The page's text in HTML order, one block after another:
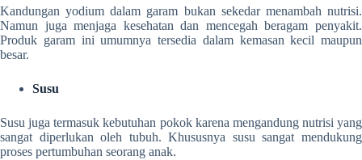
Kandungan yodium dalam garam bukan sekedar menambah nutrisi.
Namun juga menjaga kesehatan dan mencegah beragam penyakit.
Produk garam ini umumnya tersedia dalam kemasan kecil maupun
besar.
Susu
Susu juga termasuk kebutuhan pokok karena mengandung nutrisi yang
sangat diperlukan oleh tubuh. Khususnya susu sangat mendukung
proses pertumbuhan seorang anak.